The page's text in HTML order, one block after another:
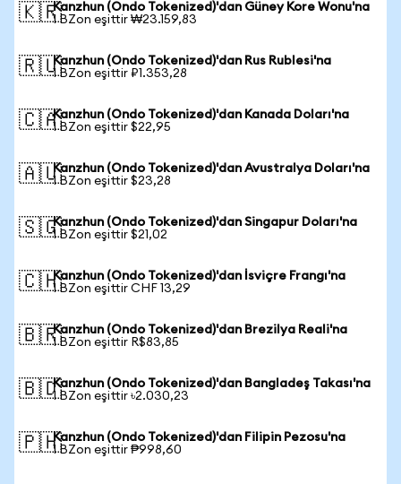
🇰🇷Kanzhun (Ondo Tokenized)'dan Güney Kore Wonu'na
1 BZon eşittir ₩23.159,83
🇷🇺Kanzhun (Ondo Tokenized)'dan Rus Rublesi'na
1 BZon eşittir ₽1.353,28
🇨🇦Kanzhun (Ondo Tokenized)'dan Kanada Doları'na
1 BZon eşittir $22,95
🇦🇺Kanzhun (Ondo Tokenized)'dan Avustralya Doları'na
1 BZon eşittir $23,28
🇸🇬Kanzhun (Ondo Tokenized)'dan Singapur Doları'na
1 BZon eşittir $21,02
🇨🇭Kanzhun (Ondo Tokenized)'dan İsviçre Frangı'na
1 BZon eşittir CHF 13,29
🇧🇷Kanzhun (Ondo Tokenized)'dan Brezilya Reali'na
1 BZon eşittir R$83,85
🇧🇩Kanzhun (Ondo Tokenized)'dan Bangladeş Takası'na
1 BZon eşittir ৳2.030,23
🇵🇭Kanzhun (Ondo Tokenized)'dan Filipin Pezosu'na
1 BZon eşittir ₱998,60